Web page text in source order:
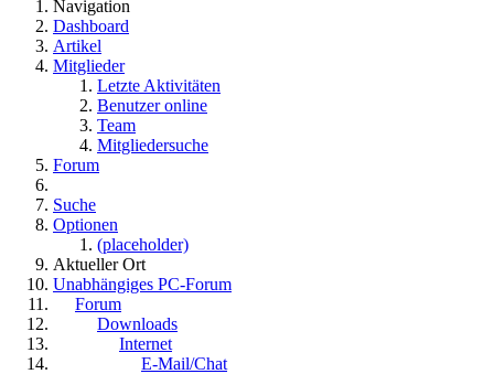
Navigation
Dashboard
Artikel
Mitglieder
Letzte Aktivitäten
Benutzer online
Team
Mitgliedersuche
Forum
Suche
Optionen
(placeholder)
Aktueller Ort
Unabhängiges PC-Forum
Forum
Downloads
Internet
E-Mail/Chat